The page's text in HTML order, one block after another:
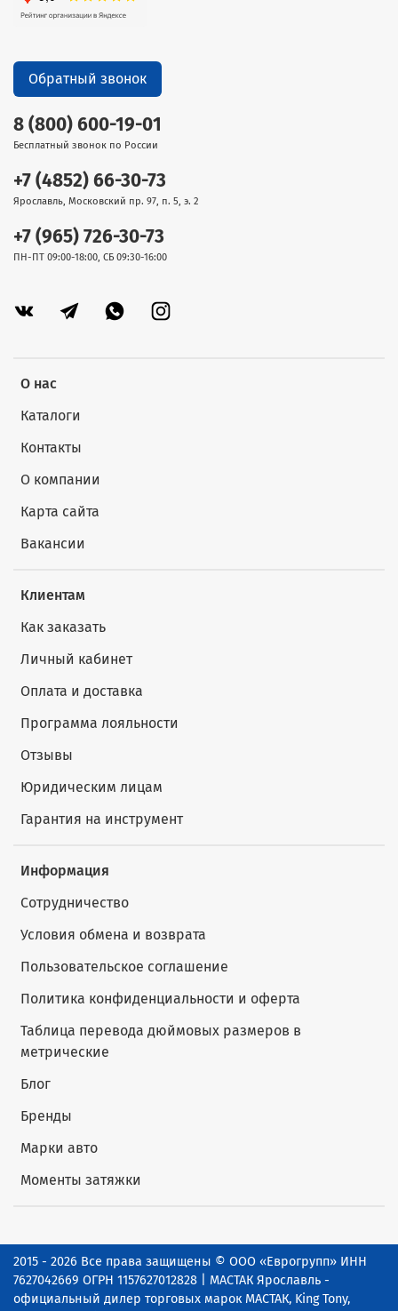
О нас
Каталоги
Контакты
О компании
Карта сайта
Вакансии
Клиентам
Как заказать
Личный кабинет
Оплата и доставка
Программа лояльности
Отзывы
Юридическим лицам
Гарантия на инструмент
Информация
Сотрудничество
Условия обмена и возврата
Пользовательское соглашение
Политика конфиденциальности и оферта
Таблица перевода дюймовых размеров в
метрические
Блог
Бренды
Марки авто
Моменты затяжки
8 (800) 600-19-01
Бесплатный звонок по России
+7 (4852) 66-30-73
Ярославль, Московский пр. 97, п. 5, э. 2
+7 (965) 726-30-73
ПН-ПТ 09:00-18:00, СБ 09:30-16:00
Обратный звонок
2015 - 2026 Все права защищены © ООО «Еврогрупп» ИНН
7627042669 ОГРН 1157627012828 | МАСТАК Ярославль -
официальный дилер торговых марок МАСТАК, King Tony,